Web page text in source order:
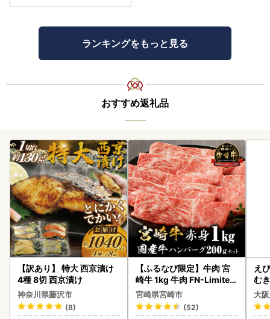
ランキングをもっと見る
おすすめ返礼品
【訳あり】 特大 西京漬け
4種 8切 西京漬け
神奈川県藤沢市
(8)
【ふるなび限定】牛肉 宮
崎牛 1kg 牛肉 FN-Limited
-VO
宮崎県宮崎市
(52)
え
む
大